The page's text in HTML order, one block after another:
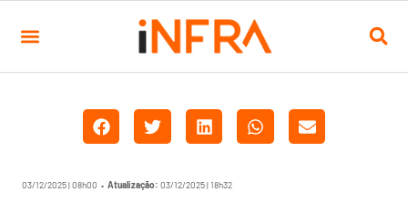
03/12/2025 | 08h00 • Atualização: 03/12/2025 | 18h32